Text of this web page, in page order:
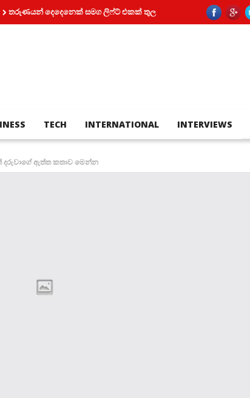
දෙදෙනෙක් සමග ලිෆ්ට් එකක් තුල සිර වූ කත පියා සහ පුතා අතර
TECH INTERNATIONAL INTERVIEWS
ඇත්ත කතාව මෙන්න